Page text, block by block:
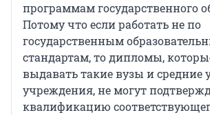
программам государственного
Потому что если работать не по
государственным
стандартам, то дипломы,
выдавать такие вузы и средние
учреждения, не могут
квалификацию